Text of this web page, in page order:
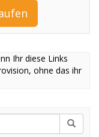
Ihr diese Links
ohne das ihr